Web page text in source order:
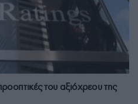
του αξιόχρεου της